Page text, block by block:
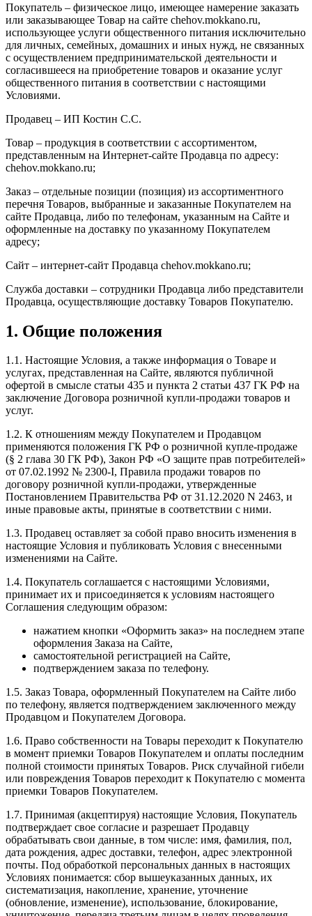
Покупатель – физическое лицо, имеющее намерение заказать
или заказывающее Товар на сайте chehov.mokkano.ru,
использующее услуги общественного питания исключительно
для личных, семейных, домашних и иных нужд, не связанных
с осуществлением предпринимательской деятельности и
согласившееся на приобретение товаров и оказание услуг
общественного питания в соответствии с настоящими
Условиями.
Продавец – ИП Костин С.С.
Товар – продукция в соответствии с ассортиментом,
представленным на Интернет-сайте Продавца по адресу:
chehov.mokkano.ru;
Заказ – отдельные позиции (позиция) из ассортиментного
перечня Товаров, выбранные и заказанные Покупателем на
сайте Продавца, либо по телефонам, указанным на Сайте и
оформленные на доставку по указанному Покупателем
адресу;
Сайт – интернет-сайт Продавца chehov.mokkano.ru;
Служба доставки – сотрудники Продавца либо представители
Продавца, осуществляющие доставку Товаров Покупателю.
1. Общие положения
1.1. Настоящие Условия, а также информация о Товаре и
услугах, представленная на Сайте, являются публичной
офертой в смысле статьи 435 и пункта 2 статьи 437 ГК РФ на
заключение Договора розничной купли-продажи товаров и
услуг.
1.2. К отношениям между Покупателем и Продавцом
применяются положения ГК РФ о розничной купле-продаже
(§ 2 глава 30 ГК РФ), Закон РФ «О защите прав потребителей»
от 07.02.1992 № 2300-I, Правила продажи товаров по
договору розничной купли-продажи, утвержденные
Постановлением Правительства РФ от 31.12.2020 N 2463, и
иные правовые акты, принятые в соответствии с ними.
1.3. Продавец оставляет за собой право вносить изменения в
настоящие Условия и публиковать Условия с внесенными
изменениями на Сайте.
1.4. Покупатель соглашается с настоящими Условиями,
принимает их и присоединяется к условиям настоящего
Соглашения следующим образом:
нажатием кнопки «Оформить заказ» на последнем этапе
оформления Заказа на Сайте,
самостоятельной регистрацией на Сайте,
подтверждением заказа по телефону.
1.5. Заказ Товара, оформленный Покупателем на Сайте либо
по телефону, является подтверждением заключенного между
Продавцом и Покупателем Договора.
1.6. Право собственности на Товары переходит к Покупателю
в момент приемки Товаров Покупателем и оплаты последним
полной стоимости принятых Товаров. Риск случайной гибели
или повреждения Товаров переходит к Покупателю с момента
приемки Товаров Покупателем.
1.7. Принимая (акцептируя) настоящие Условия, Покупатель
подтверждает свое согласие и разрешает Продавцу
обрабатывать свои данные, в том числе: имя, фамилия, пол,
дата рождения, адрес доставки, телефон, адрес электронной
почты. Под обработкой персональных данных в настоящих
Условиях понимается: сбор вышеуказанных данных, их
систематизация, накопление, хранение, уточнение
(обновление, изменение), использование, блокирование,